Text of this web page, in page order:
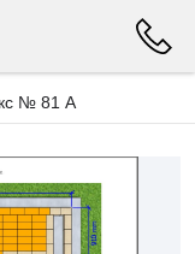
№ 81 А